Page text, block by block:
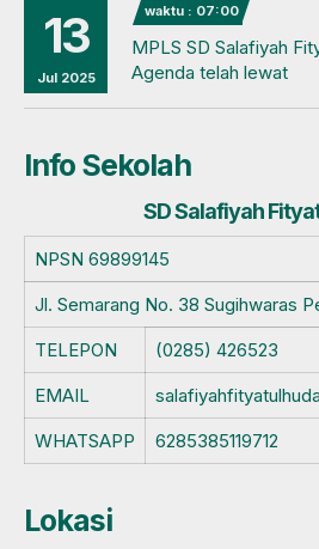
13
Jul 2025
waktu : 07:00
MPLS SD Salafiyah
Agenda telah lewat
Info Sekolah
SD Salafiyah
NPSN 69899145
Jl. Semarang No. 38 Sugihwaras
TELEPON
(0285) 426523
EMAIL
WHATSAPP
6285385119712
Lokasi